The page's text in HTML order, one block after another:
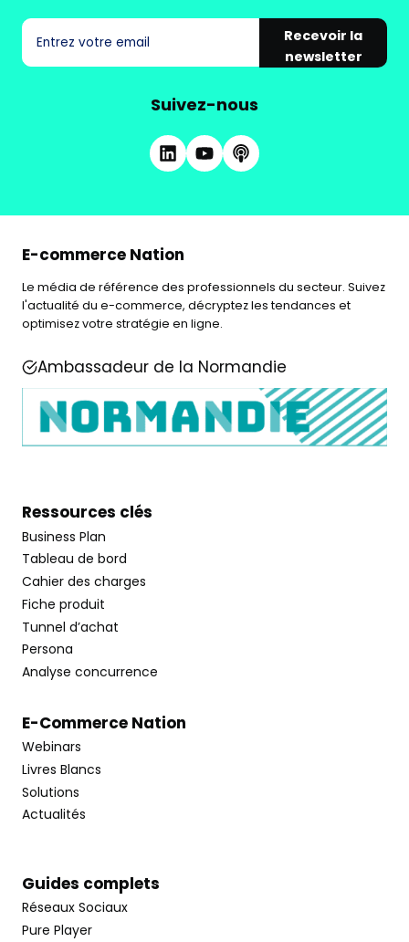
Recevoir la
newsletter
Suivez-nous
E-commerce Nation
Le média de référence des professionnels du secteur. Suivez
l'actualité du e-commerce, décryptez les tendances et
optimisez votre stratégie en ligne.
Ambassadeur de la Normandie
Ressources clés
Business Plan
Tableau de bord
Cahier des charges
Fiche produit
Tunnel d’achat
Persona
Analyse concurrence
E-Commerce Nation
Webinars
Livres Blancs
Solutions
Actualités
Guides complets
Réseaux Sociaux
Pure Player